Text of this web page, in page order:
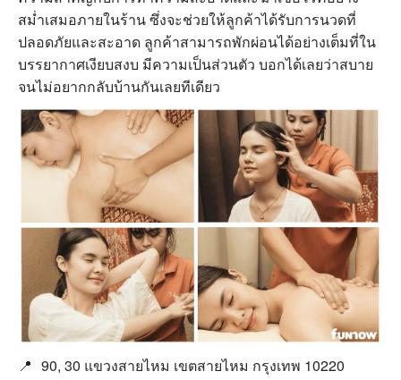
สม่ำเสมอภายในร้าน ซึ่งจะช่วยให้ลูกค้าได้รับการนวดที่
ปลอดภัยและสะอาด ลูกค้าสามารถพักผ่อนได้อย่างเต็มที่ใน
บรรยากาศเงียบสงบ มีความเป็นส่วนตัว บอกได้เลยว่าสบาย
จนไม่อยากกลับบ้านกันเลยทีเดียว
📍 90, 30 แขวงสายไหม เขตสายไหม กรุงเทพ 10220